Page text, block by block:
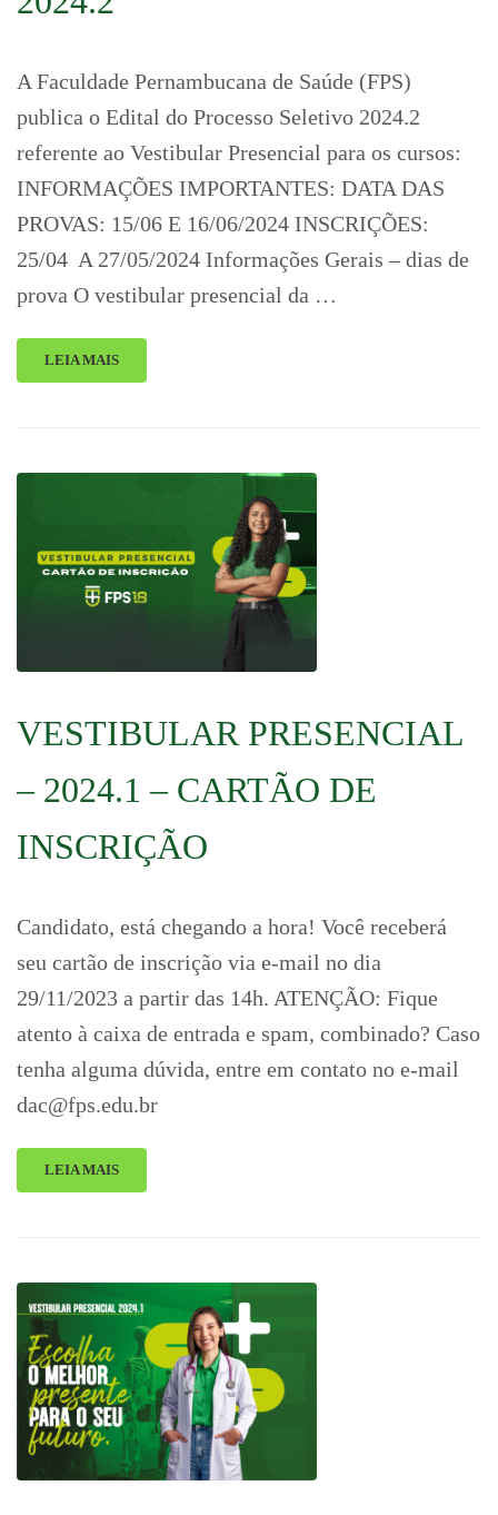
A Faculdade Pernambucana de Saúde (FPS)
publica o Edital do Processo Seletivo 2024.2
referente ao Vestibular Presencial para os cursos:
INFORMAÇÕES IMPORTANTES: DATA DAS
PROVAS: 15/06 E 16/06/2024 INSCRIÇÕES:
25/04 A 27/05/2024 Informações Gerais – dias de
prova O vestibular presencial da …
LEIA MAIS
VESTIBULAR PRESENCIAL
– 2024.1 – CARTÃO DE
INSCRIÇÃO
Candidato, está chegando a hora! Você receberá
seu cartão de inscrição via e-mail no dia
29/11/2023 a partir das 14h. ATENÇÃO: Fique
atento à caixa de entrada e spam, combinado? Caso
tenha alguma dúvida, entre em contato no e-mail
dac@fps.edu.br
LEIA MAIS